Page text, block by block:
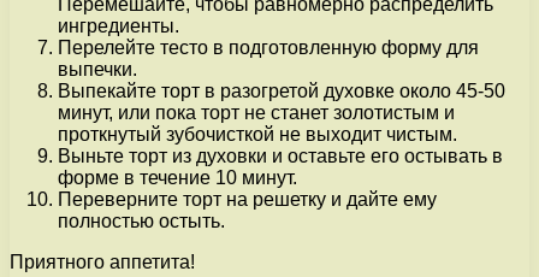
ингредиенты.
Перелейте тесто в подготовленную форму для
выпечки.
Выпекайте торт в разогретой духовке около 45-50
минут, или пока торт не станет золотистым и
проткнутый зубочисткой не выходит чистым.
Выньте торт из духовки и оставьте его остывать в
форме в течение 10 минут.
Переверните торт на решетку и дайте ему
полностью остыть.
Приятного аппетита!